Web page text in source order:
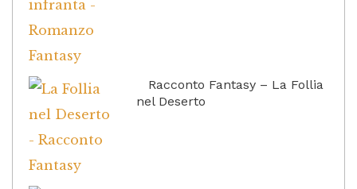
Racconto Fantasy – La Follia
nel Deserto